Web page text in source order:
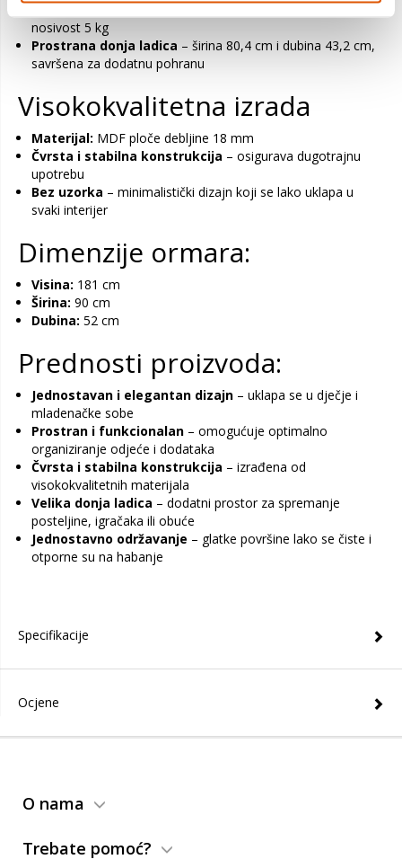
Druga polovica s 4 police– širina 40,2 cm, maksimalna
nosivost 5 kg
Prostrana donja ladica – širina 80,4 cm i dubina 43,2 cm,
savršena za dodatnu pohranu
Visokokvalitetna izrada
Materijal: MDF ploče debljine 18 mm
Čvrsta i stabilna konstrukcija – osigurava dugotrajnu
upotrebu
Bez uzorka – minimalistički dizajn koji se lako uklapa u
svaki interijer
Dimenzije ormara:
Visina: 181 cm
Širina: 90 cm
Dubina: 52 cm
Prednosti proizvoda:
Jednostavan i elegantan dizajn – uklapa se u dječje i
mladenačke sobe
Prostran i funkcionalan – omogućuje optimalno
organiziranje odjeće i dodataka
Čvrsta i stabilna konstrukcija – izrađena od
visokokvalitetnih materijala
Velika donja ladica – dodatni prostor za spremanje
posteljine, igračaka ili obuće
Jednostavno održavanje – glatke površine lako se čiste i
otporne su na habanje
Specifikacije
Ocjene
O nama
Trebate pomoć?